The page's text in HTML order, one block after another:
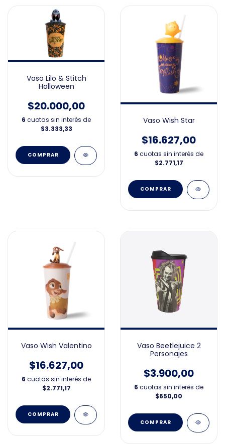
Vaso Lilo & Stitch
Halloween
$20.000,00
6 cuotas sin interés de
$3.333,33
Vaso Wish Star
$16.627,00
6 cuotas sin interés de
$2.771,17
Vaso Wish Valentino
$16.627,00
6 cuotas sin interés de
$2.771,17
Vaso Beetlejuice 2
Personajes
$3.900,00
6 cuotas sin interés de
$650,00